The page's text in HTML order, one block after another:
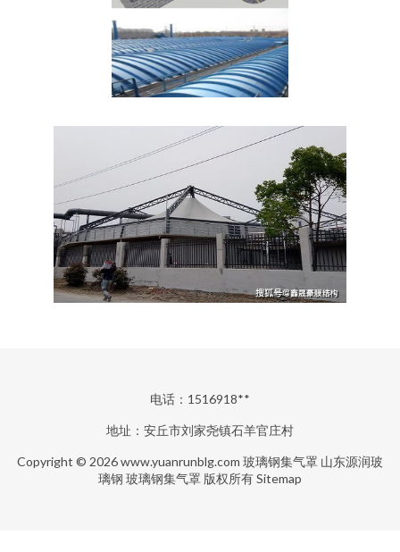
电话：1516918**
地址：安丘市刘家尧镇石羊官庄村
Copyright © 2026www.yuanrunblg.com 玻璃钢集气罩 山东源润玻
璃钢 玻璃钢集气罩 版权所有Sitemap